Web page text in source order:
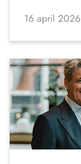
16 april 2026